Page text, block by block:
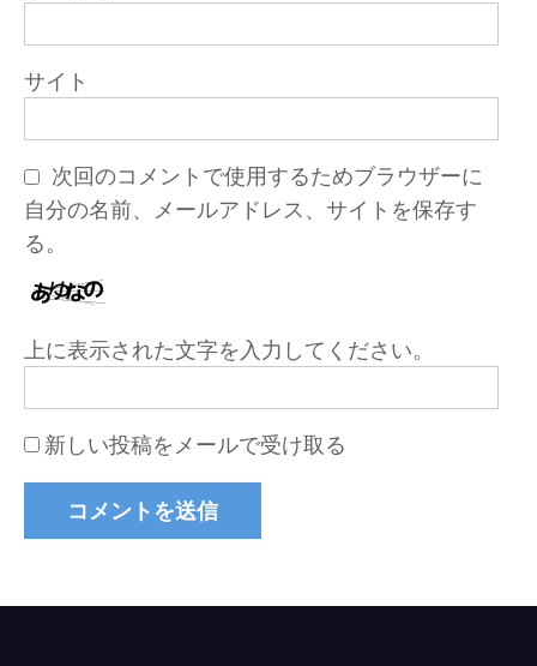
サイト
次回のコメントで使用するためブラウザーに
自分の名前、メールアドレス、サイトを保存す
る。
上に表示された文字を入力してください。
新しい投稿をメールで受け取る